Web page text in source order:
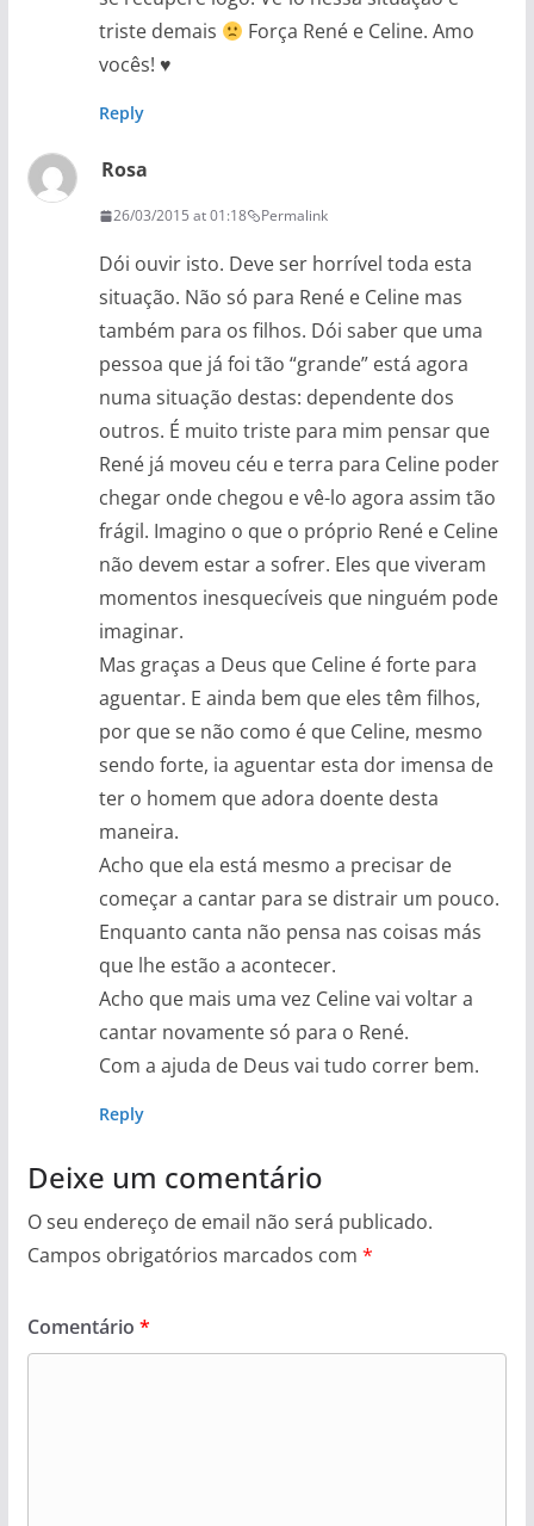
triste demais
Força René e Celine. Amo
vocês! ♥
Reply
Rosa
26/03/2015 at 01:18 Permalink
Dói ouvir isto. Deve ser horrível toda esta
situação. Não só para René e Celine mas
também para os filhos. Dói saber que uma
pessoa que já foi tão “grande” está agora
numa situação destas: dependente dos
outros. É muito triste para mim pensar que
René já moveu céu e terra para Celine poder
chegar onde chegou e vê-lo agora assim tão
frágil. Imagino o que o próprio René e Celine
não devem estar a sofrer. Eles que viveram
momentos inesquecíveis que ninguém pode
imaginar.
Mas graças a Deus que Celine é forte para
aguentar. E ainda bem que eles têm filhos,
por que se não como é que Celine, mesmo
sendo forte, ia aguentar esta dor imensa de
ter o homem que adora doente desta
maneira.
Acho que ela está mesmo a precisar de
começar a cantar para se distrair um pouco.
Enquanto canta não pensa nas coisas más
que lhe estão a acontecer.
Acho que mais uma vez Celine vai voltar a
cantar novamente só para o René.
Com a ajuda de Deus vai tudo correr bem.
Reply
Deixe um comentário
O seu endereço de email não será publicado.
Campos obrigatórios marcados com *
Comentário *